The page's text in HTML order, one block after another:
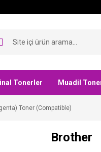
Tonerler Muadil
Toner (Compatible)
Brother